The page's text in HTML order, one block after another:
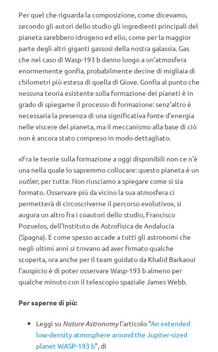
Per quel che riguarda la composizione, come dicevamo,
secondo gli autori dello studio gli ingredienti principali del
pianeta sarebbero idrogeno ed elio, come per la maggior
parte degli altri giganti gassosi della nostra galassia. Gas
che nel caso di Wasp-193 b danno luogo a un’atmosfera
enormemente gonfia, probabilmente decine di migliaia di
chilometri più estesa di quella di Giove. Gonfia al punto che
nessuna teoria esistente sulla formazione dei pianeti è in
grado di spiegarne il processo di formazione: senz’altro è
necessaria la presenza di una significativa fonte d’energia
nelle viscere del pianeta, ma il meccanismo alla base di ciò
non è ancora stato compreso in modo dettagliato.
«Fra le teorie sulla formazione a oggi disponibili non ce n’è
una nella quale lo sapremmo collocare: questo pianeta è un
outlier, per tutte. Non riusciamo a spiegare come si sia
formato. Osservare più da vicino la sua atmosfera ci
permetterà di circoscriverne il percorso evolutivo», si
augura un altro fra i coautori dello studio, Francisco
Pozuelos, dell’Instituto de Astrofisica de Andalucia
(Spagna). E come spesso accade a tutti gli astronomi che
negli ultimi anni si trovano ad aver firmato qualche
scoperta, ora anche per il team guidato da Khalid Barkaoui
l’auspicio è di poter osservare Wasp-193 b almeno per
qualche minuto con il telescopio spaziale James Webb.
Per saperne di più:
Leggi su Nature Astronomyl’articolo “An extended
low-density atmosphere around the Jupiter-sized
planet WASP-193 b”, di